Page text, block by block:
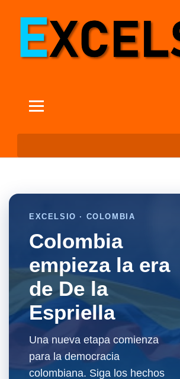
EXCELSIO · COLOMBIA
Colombia
empieza la era
de De la
Espriella
Una nueva etapa comienza
para la democracia
colombiana. Siga los hechos